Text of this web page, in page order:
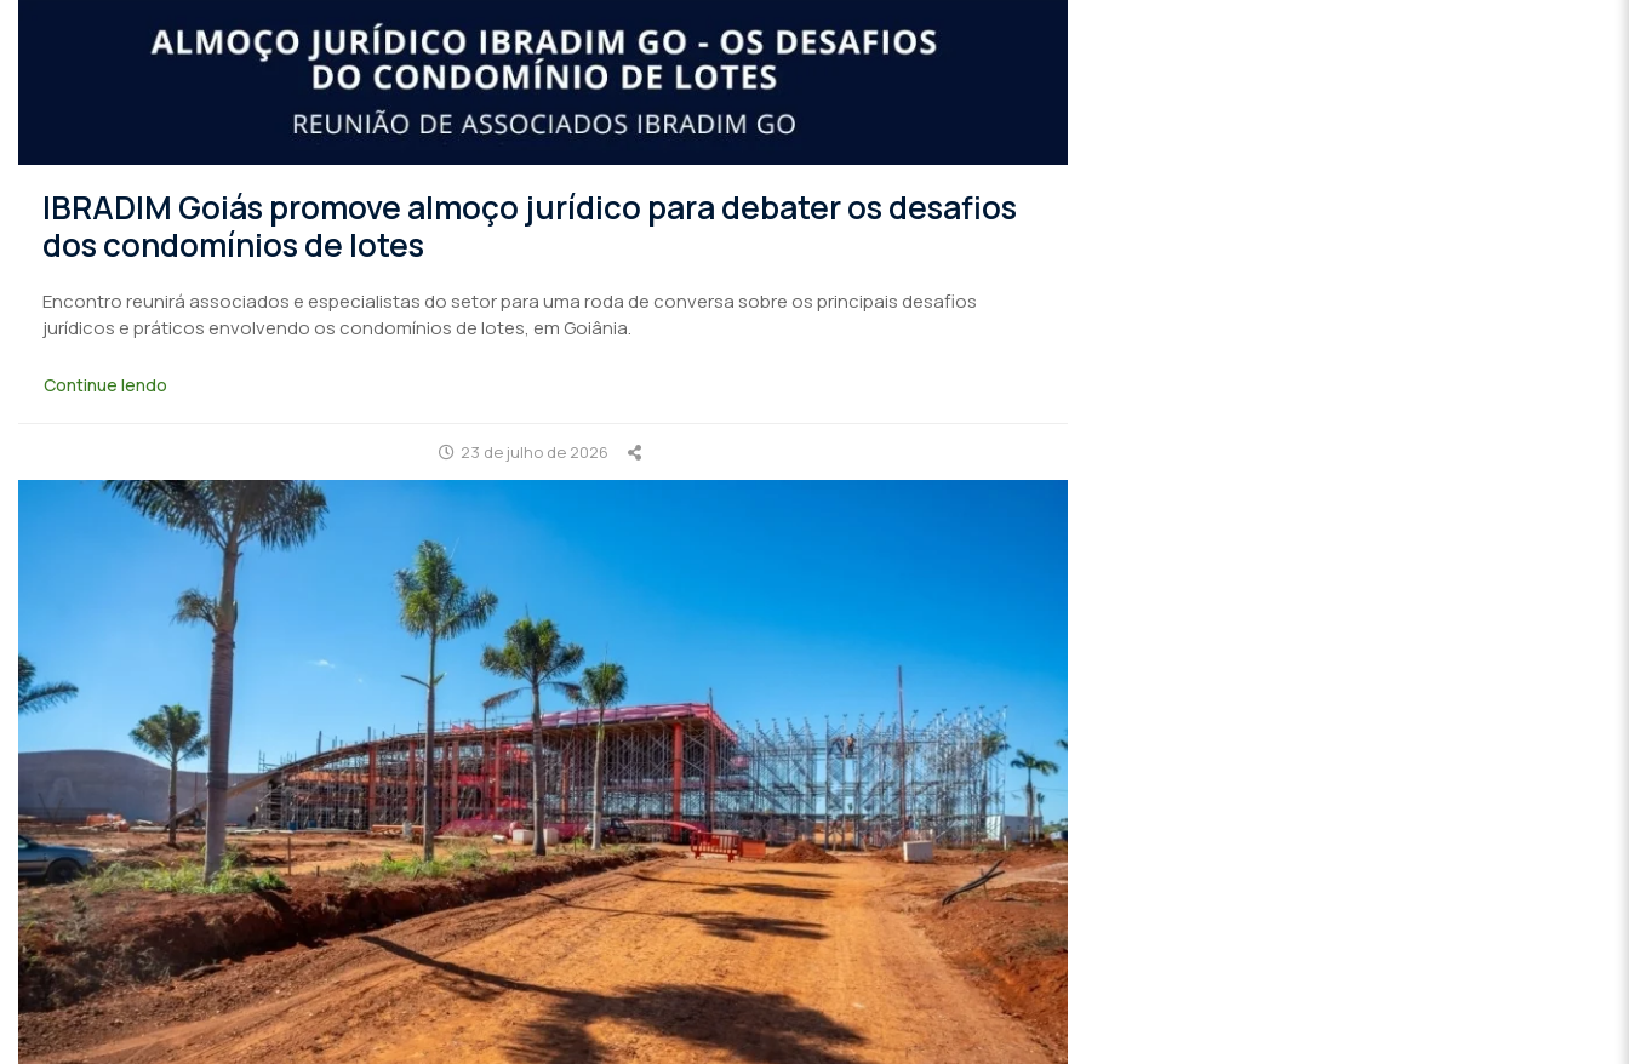
IBRADIM Goiás promove almoço jurídico para debater os desafios
dos condomínios de lotes
Encontro reunirá associados e especialistas do setor para uma roda de conversa sobre os principais desafios
jurídicos e práticos envolvendo os condomínios de lotes, em Goiânia.
Continue lendo
23 de julho de 2026